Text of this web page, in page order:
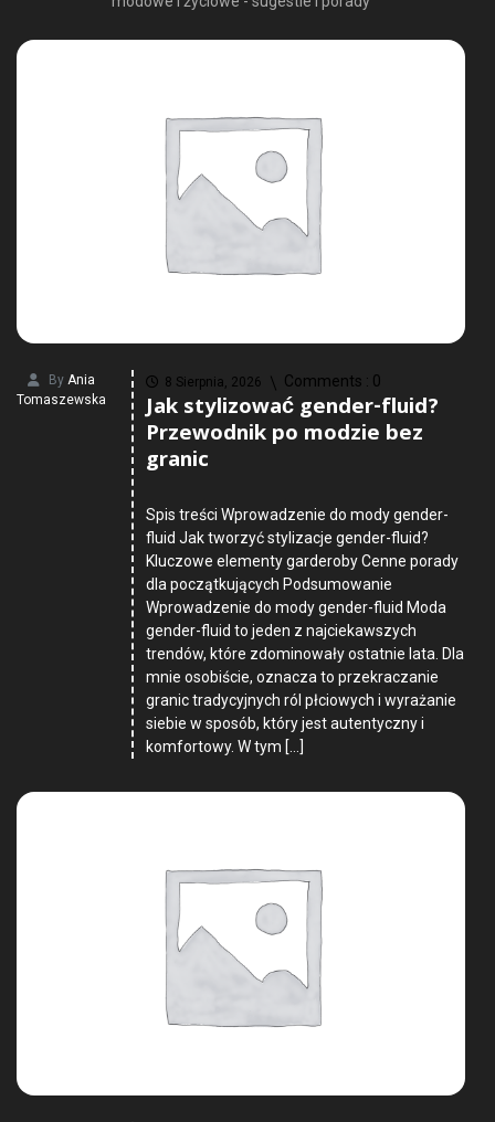
By Ania
Tomaszewska
8 Sierpnia, 2026 Comments : 0
Jak stylizować gender-fluid?
Przewodnik po modzie bez
granic
Spis treści Wprowadzenie do mody gender-
fluid Jak tworzyć stylizacje gender-fluid?
Kluczowe elementy garderoby Cenne porady
dla początkujących Podsumowanie
Wprowadzenie do mody gender-fluid Moda
gender-fluid to jeden z najciekawszych
trendów, które zdominowały ostatnie lata. Dla
mnie osobiście, oznacza to przekraczanie
granic tradycyjnych ról płciowych i wyrażanie
siebie w sposób, który jest autentyczny i
komfortowy. W tym […]